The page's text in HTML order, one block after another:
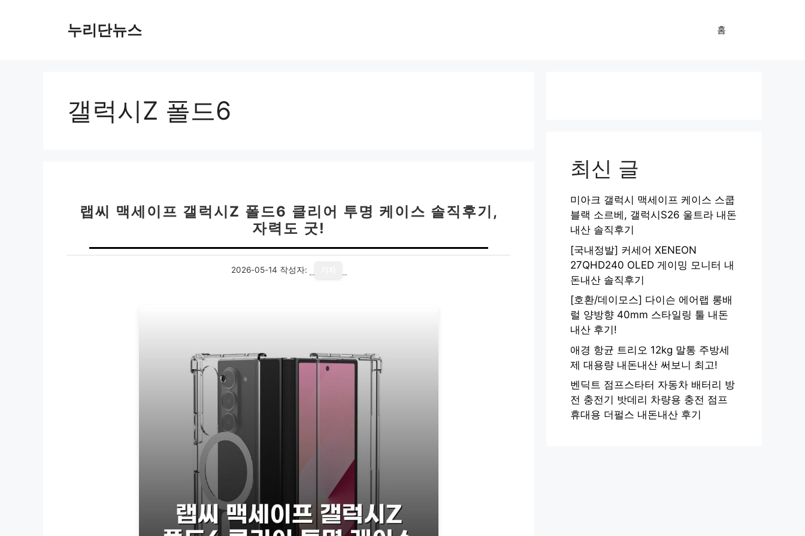
누리단뉴스 홈
갤럭시Z 폴드6
랩씨 맥세이프 갤럭시Z 폴드6 클리어 투명 케이스 솔직후기,
자력도 굿!
2026-05-14 작성자:
최신 글
미아크 갤럭시 맥세이프 케이스 스쿱
블랙 소르베, 갤럭시S26 울트라 내돈
내산 솔직후기
[국내정발] 커세어 XENEON
27QHD240 OLED 게이밍 모니터 내
돈내산 솔직후기
[호환/데이모스] 다이슨 에어랩 롱배
럴 양방향 40mm 스타일링 툴 내돈
내산 후기!
애경 항균 트리오 12kg 말통 주방세
제 대용량 내돈내산 써보니 최고!
벤딕트 점프스타터 자동차 배터리 방
전 충전기 밧데리 차량용 충전 점프
휴대용 더펄스 내돈내산 후기